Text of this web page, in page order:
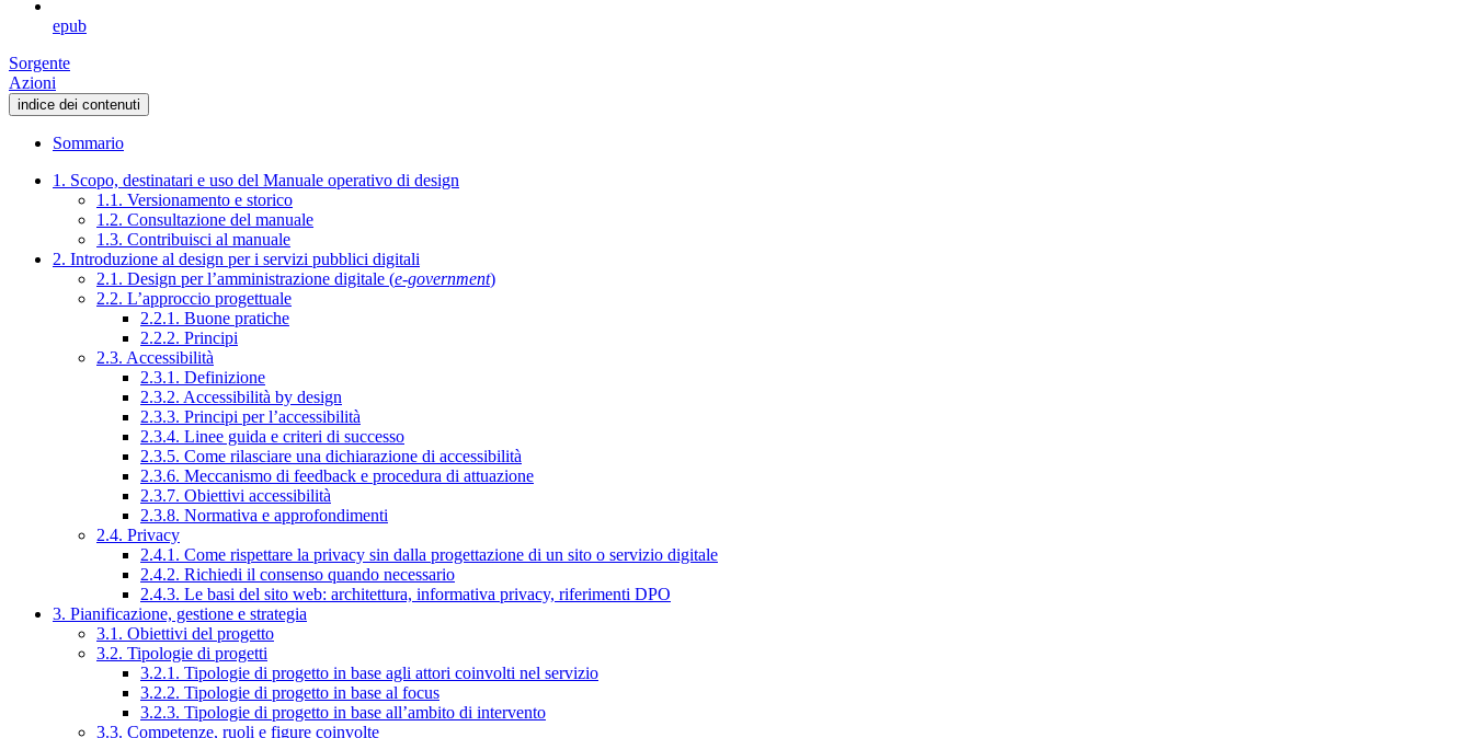
epub
Sorgente
Azioni
indice dei contenuti
Sommario
1. Scopo, destinatari e uso del Manuale operativo di design
1.1. Versionamento e storico
1.2. Consultazione del manuale
1.3. Contribuisci al manuale
2. Introduzione al design per i servizi pubblici digitali
2.1. Design per l’amministrazione digitale (e-government)
2.2. L’approccio progettuale
2.2.1. Buone pratiche
2.2.2. Principi
2.3. Accessibilità
2.3.1. Definizione
2.3.2. Accessibilità by design
2.3.3. Principi per l’accessibilità
2.3.4. Linee guida e criteri di successo
2.3.5. Come rilasciare una dichiarazione di accessibilità
2.3.6. Meccanismo di feedback e procedura di attuazione
2.3.7. Obiettivi accessibilità
2.3.8. Normativa e approfondimenti
2.4. Privacy
2.4.1. Come rispettare la privacy sin dalla progettazione di un sito o servizio digitale
2.4.2. Richiedi il consenso quando necessario
2.4.3. Le basi del sito web: architettura, informativa privacy, riferimenti DPO
3. Pianificazione, gestione e strategia
3.1. Obiettivi del progetto
3.2. Tipologie di progetti
3.2.1. Tipologie di progetto in base agli attori coinvolti nel servizio
3.2.2. Tipologie di progetto in base al focus
3.2.3. Tipologie di progetto in base all’ambito di intervento
3.3. Competenze, ruoli e figure coinvolte